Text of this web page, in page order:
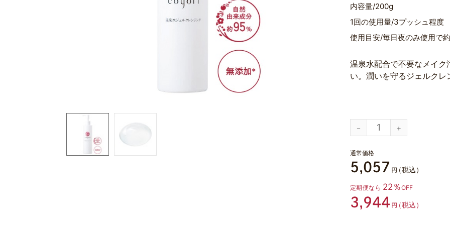
内容量 200g
1回の使用量 3プッシュ程度
使用目安 毎日夜のみ使用で
温泉水配合で不要なメイ
い。潤いを守るジェルクレ
通常価格
5,057 円（税込）
定期便なら 22％OFF
3,944 円（税込）